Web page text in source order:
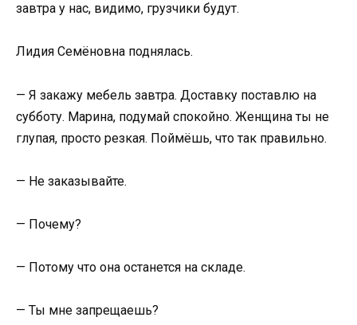
завтра у нас, видимо, грузчики будут.
Лидия Семёновна поднялась.
— Я закажу мебель завтра. Доставку поставлю на
субботу. Марина, подумай спокойно. Женщина ты не
глупая, просто резкая. Поймёшь, что так правильно.
— Не заказывайте.
— Почему?
— Потому что она останется на складе.
— Ты мне запрещаешь?